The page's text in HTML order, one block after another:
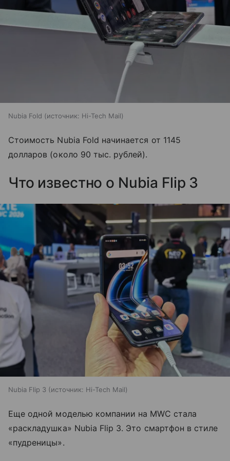
Nubia Fold источник: Hi-Tech Mail
Стоимость Nubia Fold начинается от 1145
долларов (около 90 тыс. рублей).
Что известно о Nubia Flip 3
Nubia Flip 3 источник: Hi-Tech Mail
Еще одной моделью компании на MWC стала
«раскладушка» Nubia Flip 3. Это смартфон в стиле
«пудреницы».